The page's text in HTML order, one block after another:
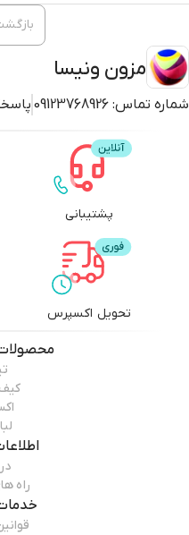
مزون ونیسا
شماره تماس: 09123768926
پشتیبانی
تحویل اکسپرس
راه